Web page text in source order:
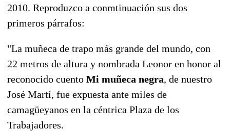
2010. Reproduzco a conmtinuación sus dos
primeros párrafos:
"La muñeca de trapo más grande del mundo, con
22 metros de altura y nombrada Leonor en honor al
reconocido cuento Mi muñeca negra, de nuestro
José Martí, fue expuesta ante miles de
camagüeyanos en la céntrica Plaza de los
Trabajadores.